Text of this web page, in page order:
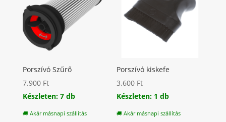
Porszívó Szűrő
7.900 Ft
Készleten: 7 db
🚚 Akár másnapi szállítás
Porszívó kiskefe
3.600 Ft
Készleten: 1 db
🚚 Akár másnapi szállítás